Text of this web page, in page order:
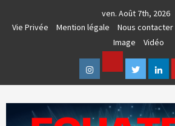
ven. Août 7th, 2026
Vie Privée
Mention légale Nous contacter
Image
Vidéo
Instagram
Facebook
Twitter